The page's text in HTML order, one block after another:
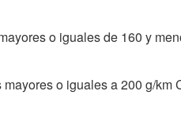
o iguales de 160 y
o iguales a 200 g/km